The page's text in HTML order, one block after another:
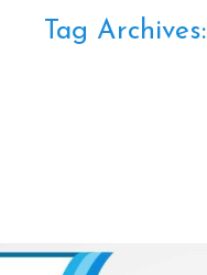
Tag Archives: